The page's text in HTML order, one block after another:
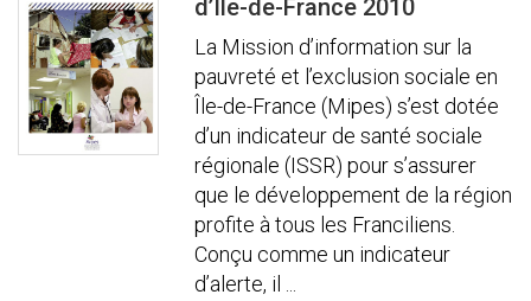
d’Île-de-France 2010
La Mission d’information sur la
pauvreté et l’exclusion sociale en
Île-de-France (Mipes) s’est dotée
d’un indicateur de santé sociale
régionale (ISSR) pour s’assurer
que le développement de la région
profite à tous les Franciliens.
Conçu comme un indicateur
d’alerte, il ...